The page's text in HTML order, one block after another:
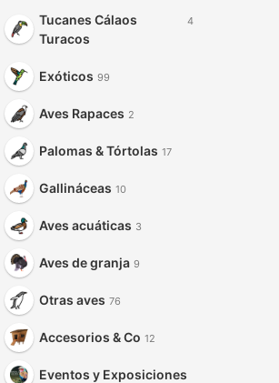
Tucanes Cálaos
Turacos
4
Exóticos 99
Aves Rapaces 2
Palomas & Tórtolas 17
Gallináceas 10
Aves acuáticas 3
Aves de granja 9
Otras aves 76
Accesorios & Co 12
Eventos y Exposiciones